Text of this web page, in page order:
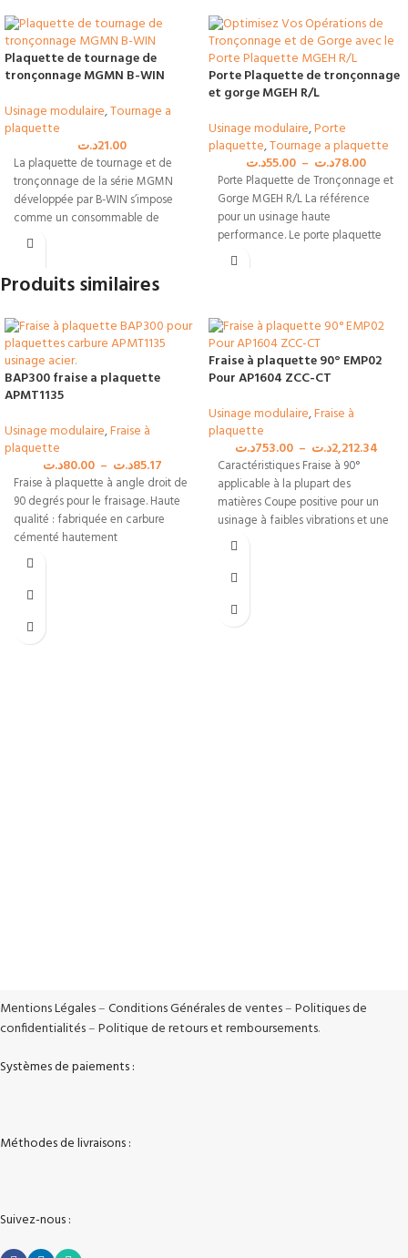
Plaquette de tournage de
tronçonnage MGMN B-WIN
Usinage modulaire,Tournage a
plaquette
21.00د.ت
La plaquette de tournage et de
tronçonnage de la série MGMN
développée par B-WIN s’impose
comme un consommable de
haute
Porte Plaquette de tronçonnage
et gorge MGEH R/L
Usinage modulaire,Porte
plaquette,Tournage a plaquette
55.00د.ت – 78.00د.ت
Porte Plaquette de Tronçonnage et
Gorge MGEH R/L La référence
pour un usinage haute
performance. Le porte plaquette
de tronçonnage
Produits similaires
BAP300 fraise a plaquette
APMT1135
Usinage modulaire,Fraise à
plaquette
80.00د.ت – 85.17د.ت
Fraise à plaquette à angle droit de
90 degrés pour le fraisage. Haute
qualité : fabriquée en carbure
cémenté hautement
Fraise à plaquette 90° EMP02
Pour AP1604 ZCC-CT
Usinage modulaire,Fraise à
plaquette
753.00د.ت – 2,212.34د.ت
Caractéristiques Fraise à 90°
applicable à la plupart des
matières Coupe positive pour un
usinage à faibles vibrations et une
Mentions Légales–Conditions Générales de ventes–Politiques de
confidentialités–Politique de retours et remboursements.
Systèmes de paiements :
Méthodes de livraisons :
Suivez-nous :